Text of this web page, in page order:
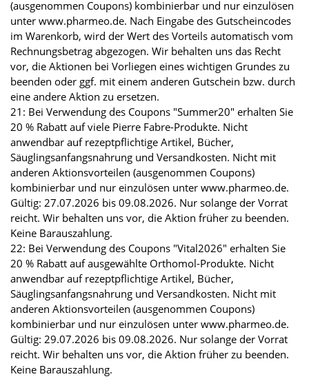
(ausgenommen Coupons) kombinierbar und nur einzulösen
unter www.pharmeo.de. Nach Eingabe des Gutscheincodes
im Warenkorb, wird der Wert des Vorteils automatisch vom
Rechnungsbetrag abgezogen. Wir behalten uns das Recht
vor, die Aktionen bei Vorliegen eines wichtigen Grundes zu
beenden oder ggf. mit einem anderen Gutschein bzw. durch
eine andere Aktion zu ersetzen.
21: Bei Verwendung des Coupons "Summer20" erhalten Sie
20 % Rabatt auf viele Pierre Fabre-Produkte. Nicht
anwendbar auf rezeptpflichtige Artikel, Bücher,
Säuglingsanfangsnahrung und Versandkosten. Nicht mit
anderen Aktionsvorteilen (ausgenommen Coupons)
kombinierbar und nur einzulösen unter www.pharmeo.de.
Gültig: 27.07.2026 bis 09.08.2026. Nur solange der Vorrat
reicht. Wir behalten uns vor, die Aktion früher zu beenden.
Keine Barauszahlung.
22: Bei Verwendung des Coupons "Vital2026" erhalten Sie
20 % Rabatt auf ausgewählte Orthomol-Produkte. Nicht
anwendbar auf rezeptpflichtige Artikel, Bücher,
Säuglingsanfangsnahrung und Versandkosten. Nicht mit
anderen Aktionsvorteilen (ausgenommen Coupons)
kombinierbar und nur einzulösen unter www.pharmeo.de.
Gültig: 29.07.2026 bis 09.08.2026. Nur solange der Vorrat
reicht. Wir behalten uns vor, die Aktion früher zu beenden.
Keine Barauszahlung.